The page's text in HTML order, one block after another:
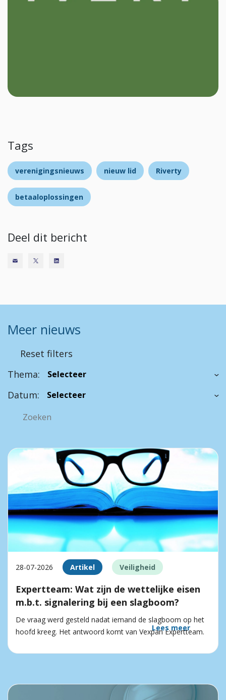
Tags
verenigingsnieuws nieuw lid Riverty
betaaloplossingen
Deel dit bericht
Meer nieuws
Reset filters
Thema:
Datum:
28-07-2026 Artikel Veiligheid
Expertteam: Wat zijn de wettelijke eisen
m.b.t. signalering bij een slagboom?
De vraag werd gesteld nadat iemand de slagboom op het
hoofd kreeg. Het antwoord komt van Vexpan Expertteam.
Lees meer